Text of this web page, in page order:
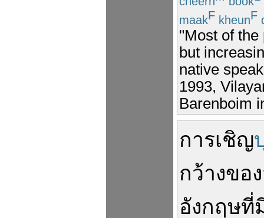
maakF kheunF
"Most of
but
native
1993,
Barenboim
การเชิญ
กว้างของ
อังกฤษที่